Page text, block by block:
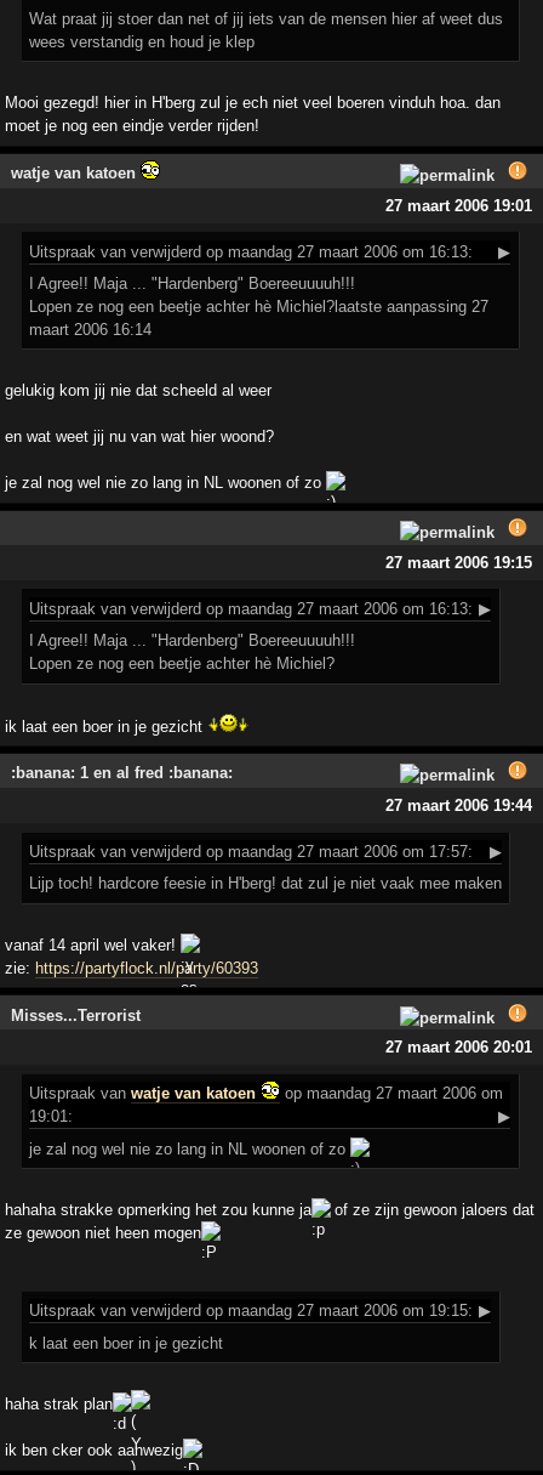
Wat praat jij stoer dan net of jij iets van de mensen hier af weet dus
wees verstandig en houd je klep
Mooi gezegd! hier in H'berg zul je ech niet veel boeren vinduh hoa. dan
moet je nog een eindje verder rijden!
watje van katoen
27 maart 2006 19:01
Uitspraak van verwijderd op maandag 27 maart 2006 om 16:13:
▶
I Agree!! Maja ... "Hardenberg" Boereeuuuuh!!!
Lopen ze nog een beetje achter hè Michiel?laatste aanpassing 27
maart 2006 16:14
gelukig kom jij nie dat scheeld al weer
en wat weet jij nu van wat hier woond?
je zal nog wel nie zo lang in NL woonen of zo
27 maart 2006 19:15
Uitspraak van verwijderd op maandag 27 maart 2006 om 16:13: ▶
I Agree!! Maja ... "Hardenberg" Boereeuuuuh!!!
Lopen ze nog een beetje achter hè Michiel?
ik laat een boer in je gezicht
:banana: 1 en al fred :banana:
27 maart 2006 19:44
Uitspraak van verwijderd op maandag 27 maart 2006 om 17:57:
▶
Lijp toch! hardcore feesie in H'berg! dat zul je niet vaak mee maken
vanaf 14 april wel vaker!
zie: https://partyflock.nl/party/60393
Misses...Terrorist
27 maart 2006 20:01
Uitspraak vanwatje van katoen
op maandag 27 maart 2006 om
19:01:
▶
je zal nog wel nie zo lang in NL woonen of zo
hahaha strakke opmerking het zou kunne ja
of ze zijn gewoon jaloers dat
ze gewoon niet heen mogen
Uitspraak van verwijderd op maandag 27 maart 2006 om 19:15: ▶
k laat een boer in je gezicht
haha strak plan
ik ben cker ook aanwezig